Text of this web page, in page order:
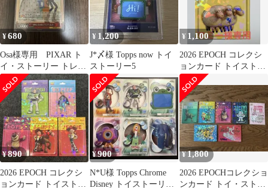
¥680
Osa様専用 PIXAR ト
イ・ストーリー トレー
ディングカード
¥ 1,200
J*〆様 Topps now トイ
ストーリー5
¥ 1,100
2026 EPOCH コレクシ
ョンカード トイストー
リー
¥890
2026 EPOCH コレクシ
ョンカード トイストー
¥900
N*U様 Topps Chrome
Disney トイストーリー5
¥1,800
2026 EPOCHコレクショ
ンカード トイ・ストー